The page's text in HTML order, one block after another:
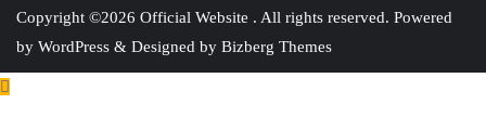
Copyright ©2026 Official Website . All rights reserved. Powered
by WordPress & Designed by Bizberg Themes